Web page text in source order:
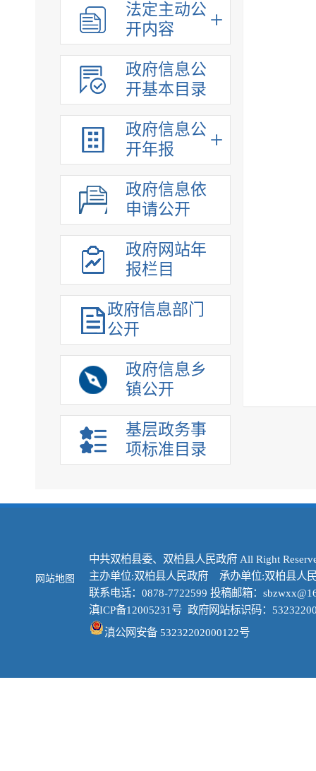
法定主动公
开内容
政府信息公
开基本目录
政府信息公
开年报
政府信息依
申请公开
政府网站年
报栏目
政府信息部门
公开
政府信息乡
镇公开
基层政务事
项标准目录
网站地图
中共双柏县委、双柏县人民政府 All Right
主办单位:双柏县人民政府 承办单位:双柏县人
联系电话：0878-7722599 投稿邮箱：
滇ICP备12005231号 政府网站标识码：
滇公网安备 53232202000122号